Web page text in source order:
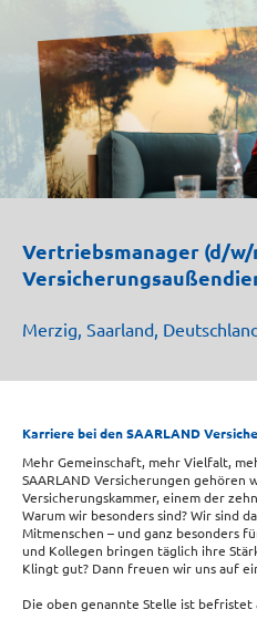
Vertriebsmanager (d/w/
Merzig, Saarland,
Karriere bei den SAARLAND
Mehr Gemeinschaft, mehr Vielfalt,
SAARLAND Versicherungen gehören
Versicherungskammer, einem der
Warum wir besonders sind? Wir sind
Mitmenschen – und ganz besonders
und Kollegen bringen täglich ihre
Klingt gut? Dann freuen wir uns auf
Die oben genannte Stelle ist befristet